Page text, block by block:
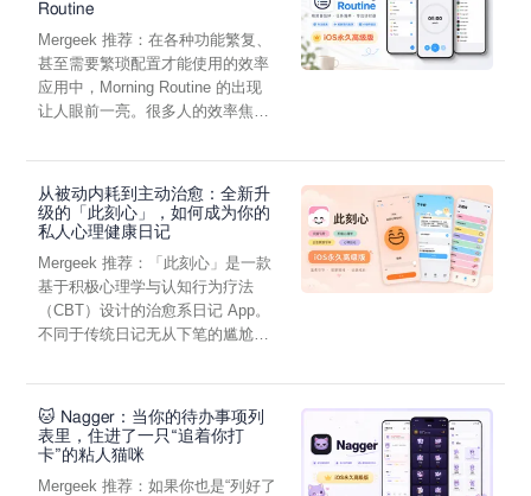
Routine
Mergeek 推荐：在各种功能繁复、
甚至需要繁琐配置才能使用的效率
应用中，Morning Routine 的出现
让人眼前一亮。很多人的效率焦
从被动内耗到主动治愈：全新升
级的「此刻心」，如何成为你的
私人心理健康日记
Mergeek 推荐：「此刻心」是一款
基于积极心理学与认知行为疗法
（CBT）设计的治愈系日记 App。
不同于传统日记无从下笔的尴尬，
🐱 Nagger：当你的待办事项列
表里，住进了一只“追着你打
卡”的粘人猫咪
Mergeek 推荐：如果你也是“列好了